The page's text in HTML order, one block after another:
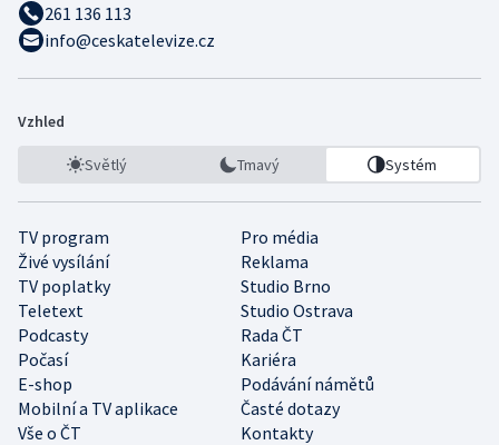
261 136 113
info@ceskatelevize.cz
Vzhled
Světlý Tmavý Systém
TV program
Pro média
Živé vysílání
Reklama
TV poplatky
Studio Brno
Teletext
Studio Ostrava
Podcasty
Rada ČT
Počasí
Kariéra
E-shop
Podávání námětů
Mobilní a TV aplikace
Časté dotazy
Vše o ČT
Kontakty